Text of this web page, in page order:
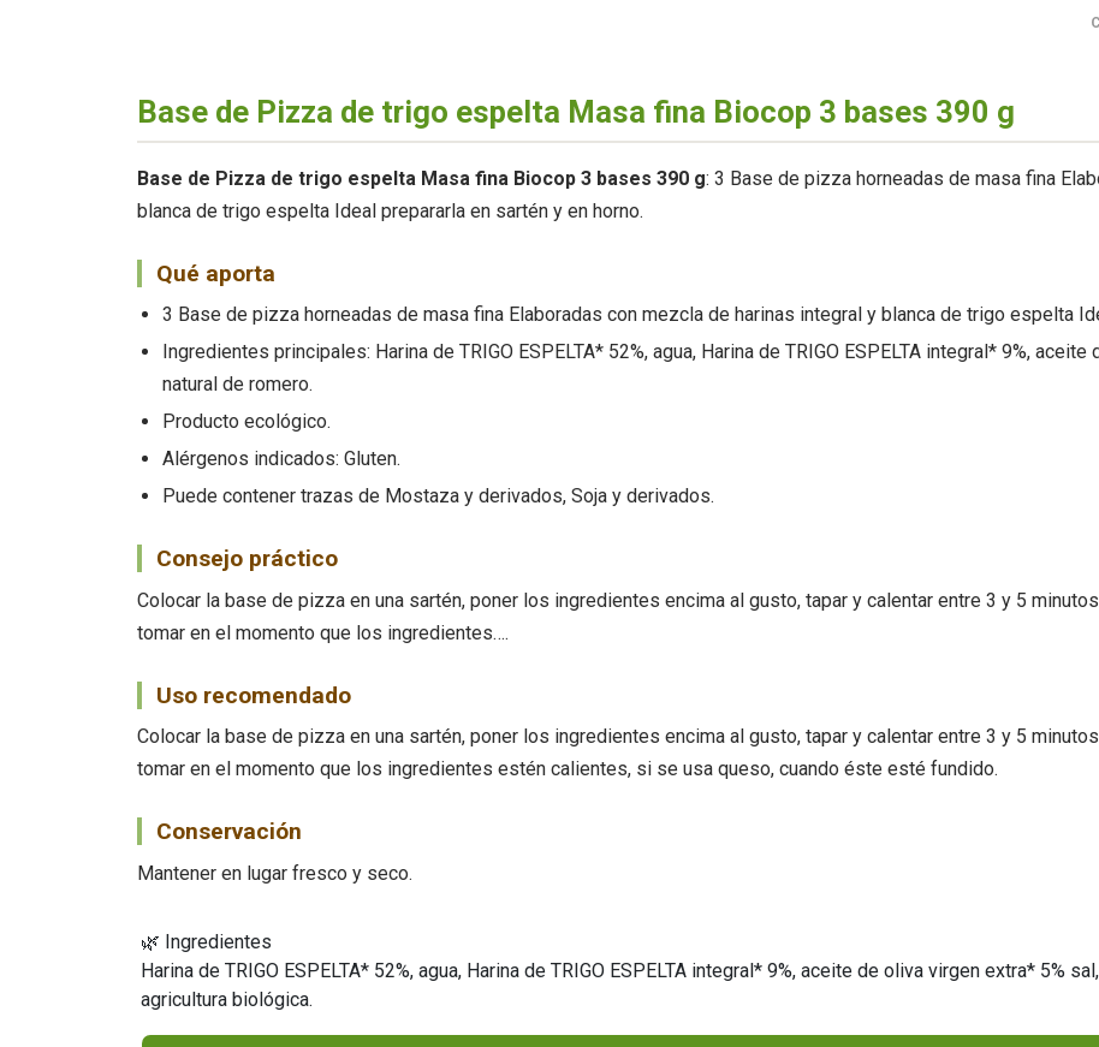
Base de Pizza de trigo espelta Masa fina Biocop 3 bases 390 g
Base de Pizza de trigo espelta Masa fina Biocop 3 bases 390 g: 3 Base de pizza horneadas de masa fina
blanca de trigo espelta Ideal prepararla en sartén y en horno.
Qué aporta
3 Base de pizza horneadas de masa fina Elaboradas con mezcla de harinas integral y blanca de trigo espelta
Ingredientes principales: Harina de TRIGO ESPELTA* 52%, agua, Harina de TRIGO ESPELTA integral* 9%,
natural de romero.
Producto ecológico.
Alérgenos indicados: Gluten.
Puede contener trazas de Mostaza y derivados, Soja y derivados.
Consejo práctico
Colocar la base de pizza en una sartén, poner los ingredientes encima al gusto, tapar y calentar entre 3 y 5
tomar en el momento que los ingredientes….
Uso recomendado
Colocar la base de pizza en una sartén, poner los ingredientes encima al gusto, tapar y calentar entre 3 y 5
tomar en el momento que los ingredientes estén calientes, si se usa queso, cuando éste esté fundido.
Conservación
Mantener en lugar fresco y seco.
🌿 Ingredientes
Harina de TRIGO ESPELTA* 52%, agua, Harina de TRIGO ESPELTA integral* 9%, aceite de oliva virgen extra* 5%
agricultura biológica.